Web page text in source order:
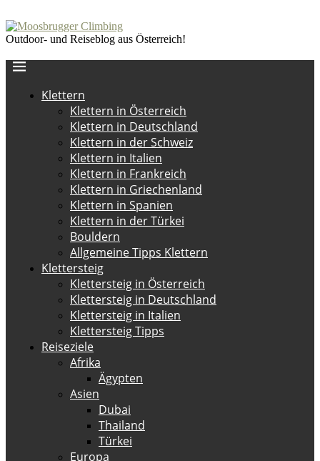
Outdoor- und Reiseblog aus Österreich!
Klettern
Klettern in Österreich
Klettern in Deutschland
Klettern in der Schweiz
Klettern in Italien
Klettern in Frankreich
Klettern in Griechenland
Klettern in Spanien
Klettern in der Türkei
Bouldern
Allgemeine Tipps Klettern
Klettersteig
Klettersteig in Österreich
Klettersteig in Deutschland
Klettersteig in Italien
Klettersteig Tipps
Reiseziele
Afrika
Ägypten
Asien
Dubai
Thailand
Türkei
Europa